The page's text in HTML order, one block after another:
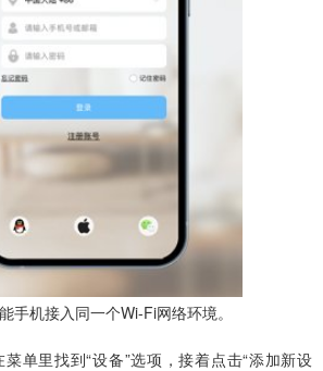
手机接入同一个Wi-Fi网络环境。
单里找到“设备”选项，接着点击“添加新设